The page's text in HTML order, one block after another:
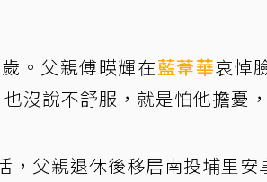
。父親傅暎輝在藍葦華哀悼
沒說不舒服，就是怕他擔憂
，父親退休後移居南投埔里安